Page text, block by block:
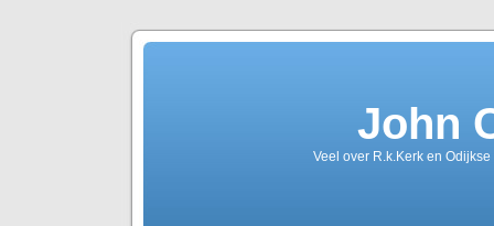
John
Veel over R.k.Kerk en